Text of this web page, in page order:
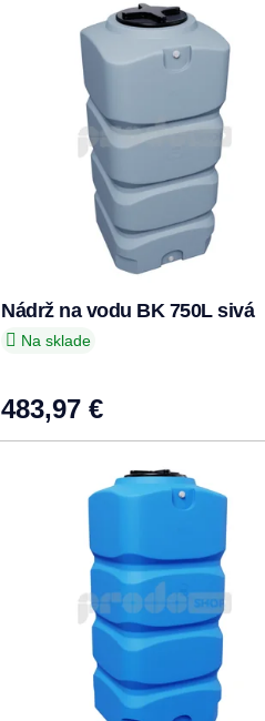
Na sklade
Nádrž na vodu BK 750L sivá
483,97 €